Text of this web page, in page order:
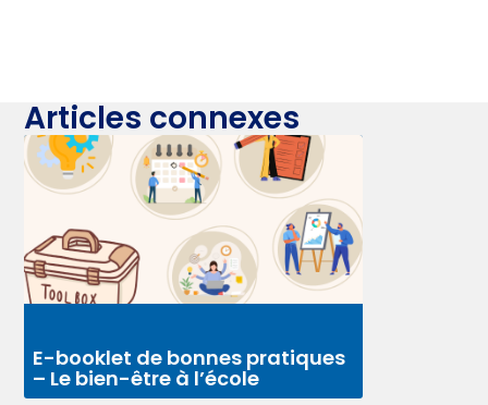
Articles connexes
E-booklet de bonnes pratiques
– Le bien-être à l’école